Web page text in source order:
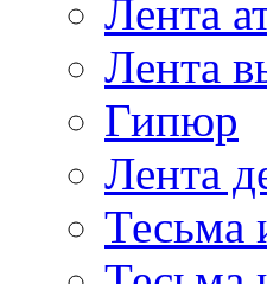
Лента
Лента
Гипюр
Лента
Тесьма